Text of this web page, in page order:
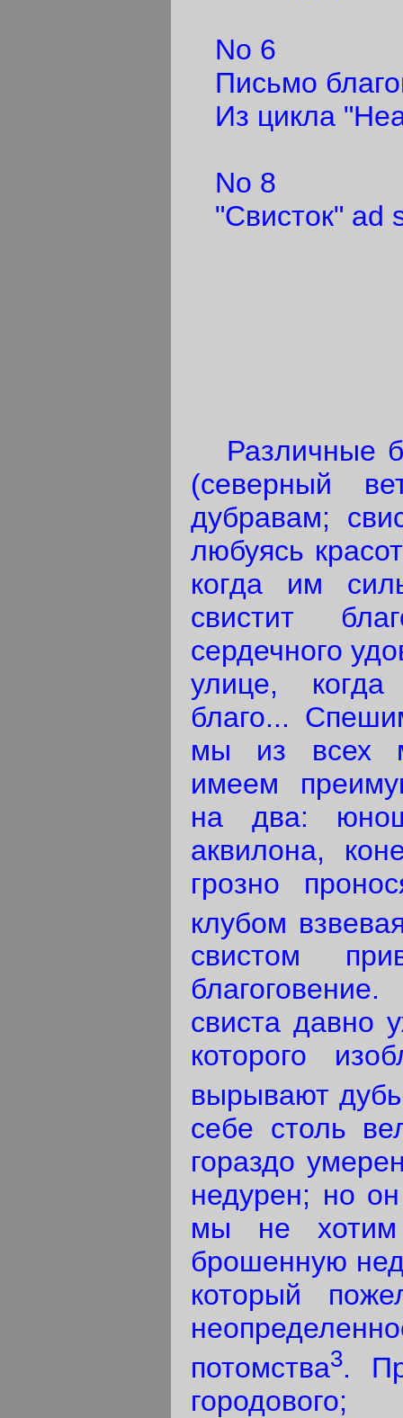
No 6
Письмо
Из цикла
No 8
"Свисток" ad
Различные
(северный
дубравам;
любуясь
когда им
свистит
сердечного
улице,
благо...
мы из всех
имеем
на два:
аквилона,
грозно
клубом
свистом
свиста давно
которого
вырывают
себе столь
гораздо
недурен; но
мы не хотим
брошенную
который
потомства3.